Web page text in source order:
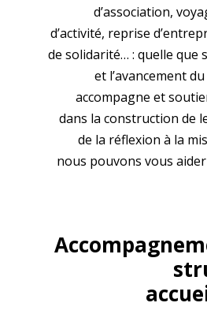
d’association,
d’activité, reprise
de solidarité… : quelle que
et l’avancement
accompagne et
dans la construction de
de la réflexion à la
nous pouvons vous